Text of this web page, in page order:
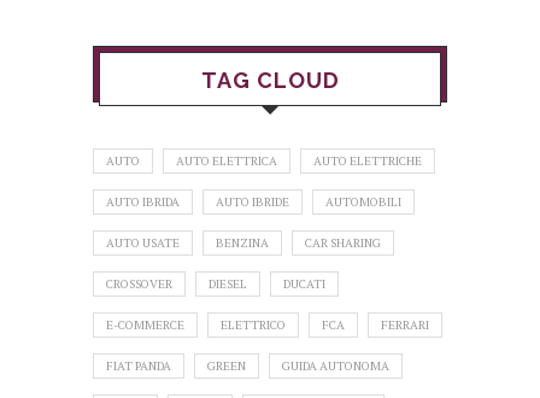
TAG CLOUD
AUTO AUTO ELETTRICA AUTO ELETTRICHE
AUTO IBRIDA AUTO IBRIDE AUTOMOBILI
AUTO USATE BENZINA CAR SHARING
CROSSOVER DIESEL DUCATI
E-COMMERCE ELETTRICO FCA FERRARI
FIAT PANDA GREEN GUIDA AUTONOMA